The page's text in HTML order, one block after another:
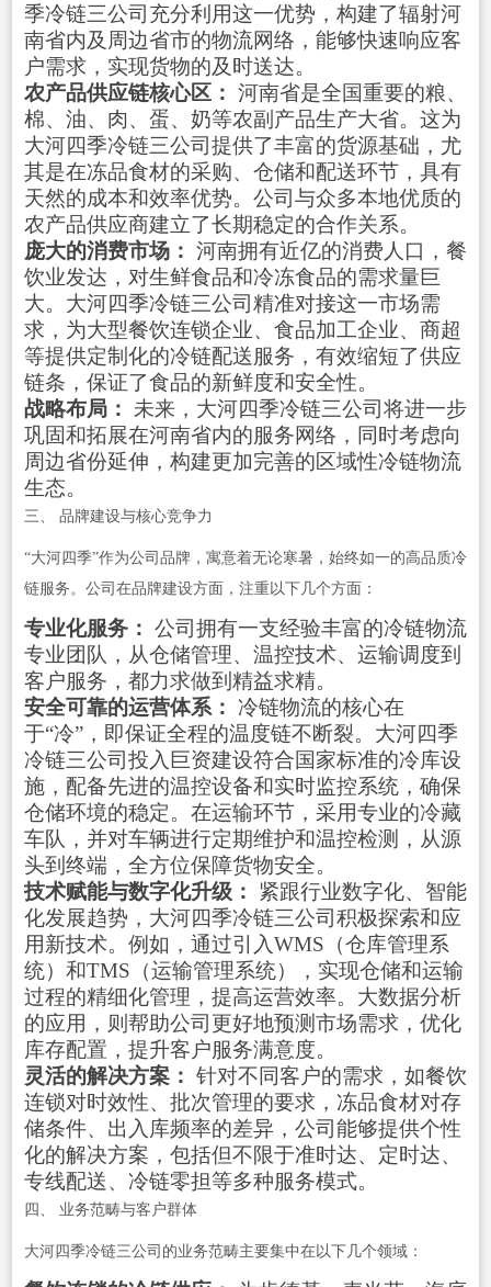
季冷链三公司充分利用这一优势，构建了辐射河
南省内及周边省市的物流网络，能够快速响应客
户需求，实现货物的及时送达。
农产品供应链核心区： 河南省是全国重要的粮、
棉、油、肉、蛋、奶等农副产品生产大省。这为
大河四季冷链三公司提供了丰富的货源基础，尤
其是在冻品食材的采购、仓储和配送环节，具有
天然的成本和效率优势。公司与众多本地优质的
农产品供应商建立了长期稳定的合作关系。
庞大的消费市场： 河南拥有近亿的消费人口，餐
饮业发达，对生鲜食品和冷冻食品的需求量巨
大。大河四季冷链三公司精准对接这一市场需
求，为大型餐饮连锁企业、食品加工企业、商超
等提供定制化的冷链配送服务，有效缩短了供应
链条，保证了食品的新鲜度和安全性。
战略布局：
未来，大河四季冷链三公司将进一步
巩固和拓展在河南省内的服务网络，同时考虑向
周边省份延伸，构建更加完善的区域性冷链物流
生态。
三、 品牌建设与核心竞争力
“大河四季”作为公司品牌，寓意着无论寒暑，始终如一的高品质冷
链服务。公司在品牌建设方面，注重以下几个方面：
专业化服务： 公司拥有一支经验丰富的冷链物流
专业团队，从仓储管理、温控技术、运输调度到
客户服务，都力求做到精益求精。
安全可靠的运营体系：
冷链物流的核心在
于“冷”，即保证全程的温度链不断裂。大河四季
冷链三公司投入巨资建设符合国家标准的冷库设
施，配备先进的温控设备和实时监控系统，确保
仓储环境的稳定。在运输环节，采用专业的冷藏
车队，并对车辆进行定期维护和温控检测，从源
头到终端，全方位保障货物安全。
技术赋能与数字化升级：
紧跟行业数字化、智能
化发展趋势，大河四季冷链三公司积极探索和应
用新技术。例如，通过引入WMS（仓库管理系
统）和TMS（运输管理系统），实现仓储和运输
过程的精细化管理，提高运营效率。大数据分析
的应用，则帮助公司更好地预测市场需求，优化
库存配置，提升客户服务满意度。
灵活的解决方案： 针对不同客户的需求，如餐饮
连锁对时效性、批次管理的要求，冻品食材对存
储条件、出入库频率的差异，公司能够提供个性
化的解决方案，包括但不限于准时达、定时达、
专线配送、冷链零担等多种服务模式。
四、 业务范畴与客户群体
大河四季冷链三公司的业务范畴主要集中在以下几个领域：